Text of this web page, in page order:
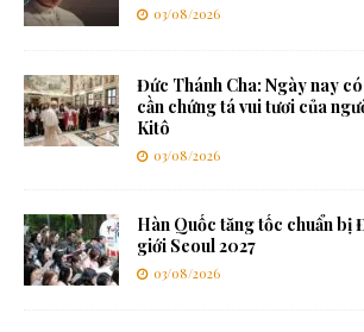
03/08/2026
Đức Thánh Cha: Ngày nay
cần chứng tá vui tươi của
Kitô
03/08/2026
Hàn Quốc tăng tốc chuẩn bị
giới Seoul 2027
03/08/2026